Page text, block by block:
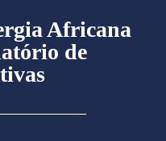
Africana
de